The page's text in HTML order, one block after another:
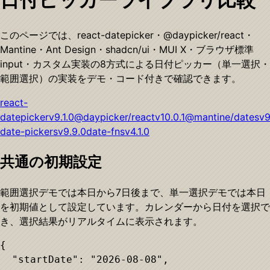
このページでは、react-datepicker・@daypicker/react・
Mantine・Ant Design・shadcn/ui・MUI X・ブラウザ標準
input・カスタム実装の8方式による日付ピッカー（単一選択・
範囲選択）の実装をデモ・コード付きで確認できます。
react-
datepickerv9.1.0@daypicker/reactv10.0.1@mantine/datesv
date-pickersv9.9.0date-fnsv4.1.0
共通の初期設定
範囲選択デモでは本日から7日後まで、単一選択デモでは本日
を初期値として設定しています。カレンダーから日付を選択で
き、選択結果がリアルタイムに表示されます。
{
  "startDate": "2026-08-08",